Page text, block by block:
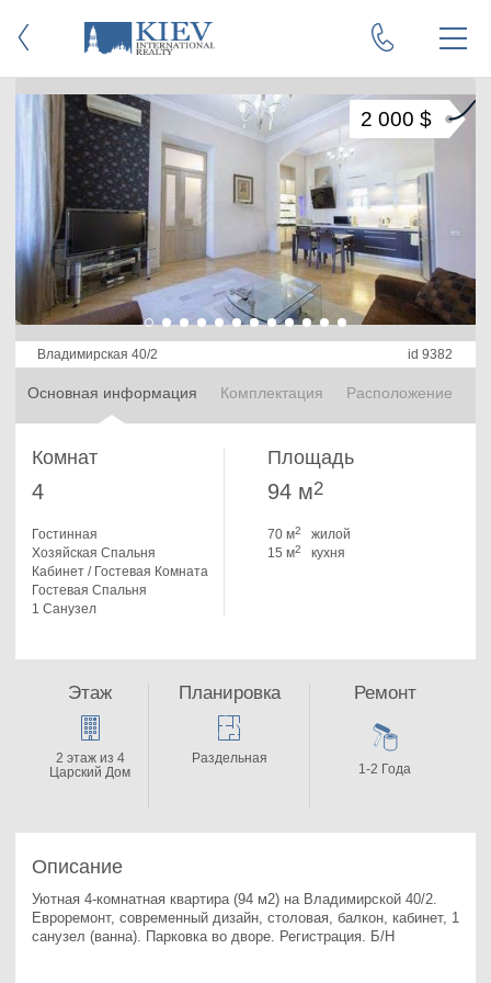
Владимирская 40/2 id 9382
Основная информация Комплектация Расположение
2 000 $
Комнат
4
Гостинная
Хозяйская Спальня
Кабинет / Гостевая Комната
Гостевая Спальня
1 Санузел
Площадь
94 м2
70 м2
жилой
15 м2 кухня
Описание
Евроремонт, современный дизайн, столовая, балкон, кабинет, 1
санузел (ванна). Парковка во дворе. Регистрация. Б/Н
Этаж
2 этаж из 4
Царский Дом
Планировка
Раздельная
Ремонт
1-2 Года